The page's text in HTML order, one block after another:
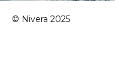
© Nivera 2025